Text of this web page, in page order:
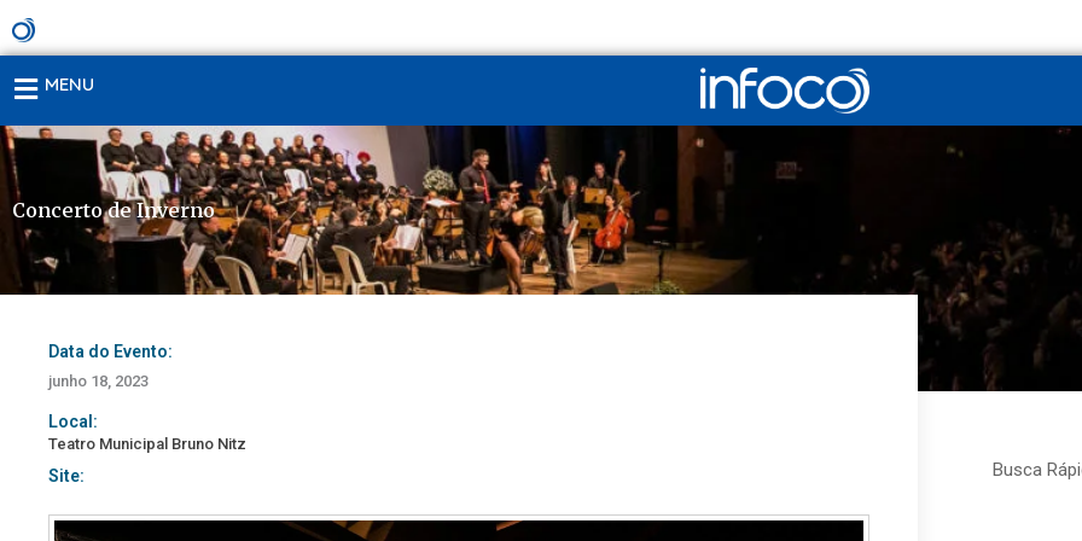
para
MENU
Concerto de Inverno
Data do Evento:
junho 18, 2023
Local:
Teatro Municipal Bruno Nitz
Site: